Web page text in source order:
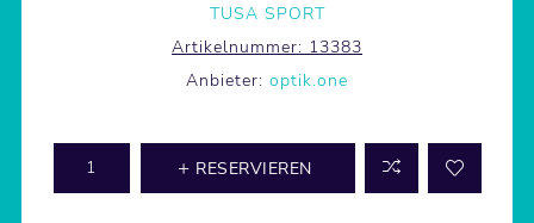
TUSA SPORT
Artikelnummer: 13383
Anbieter: optik.one
RESERVIEREN